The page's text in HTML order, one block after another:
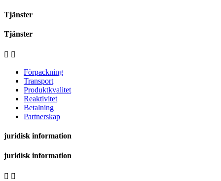
Tjänster
Tjänster
 
Förpackning
Transport
Produktkvalitet
Reaktivitet
Betalning
Partnerskap
juridisk information
juridisk information
 